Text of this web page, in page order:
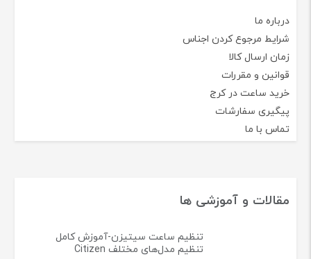
درباره ما
شرایط مرجوع کردن اجناس
زمان ارسال کالا
قوانین و مقررات
خرید ساعت در کرج
پیگیری سفارشات
تماس با ما
مقالات و آموزشی ها
تنظیم ساعت سیتیزن-آموزش کامل
تنظیم مدل‌های مختلف Citizen